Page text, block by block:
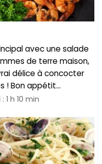
avec une salade
de terre maison,
délice à concocter
! Bon appétit...
1 h 10 min